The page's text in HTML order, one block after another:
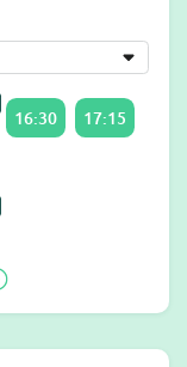
16:30 17:15